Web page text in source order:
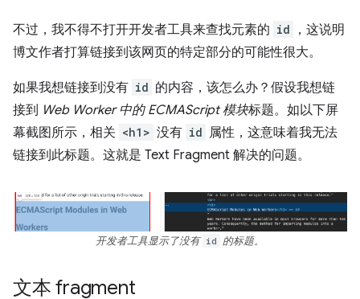
不过，我不得不打开开发者工具来查找元素的 id
，这说明
博文作者打算链接到该网页的特定部分的可能性很大。
如果我想链接到没有 id 的内容，该怎么办？假设我想链
接到 Web Worker 中的 ECMAScript 模块标题。如以下屏
幕截图所示，相关 <h1> 没有 id 属性，这意味着我无法
链接到此标题。这就是 Text Fragment 解决的问题。
开发者工具显示了没有 id 的标题。
文本 fragment